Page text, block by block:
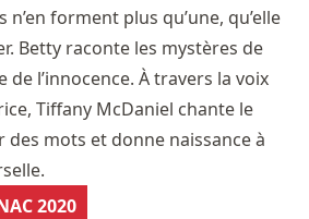
forment plus qu’une, qu’elle
Betty raconte les mystères de
de l’innocence. À travers la voix
Tiffany McDaniel chante le
mots et donne naissance à
2020